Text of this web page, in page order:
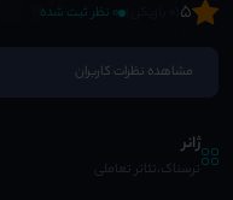
5 0 نظر ثبت شده
مشاهده نظرات کاربران
ژانر
ترسناک،تئاتر تعاملی